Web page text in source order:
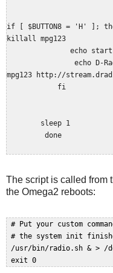
if [ $BUTTON8 = 'H' ];
killall mpg123
echo
echo D-
mpg123 http://
            fi
        sleep 1
The script is called from
the Omega2 reboots:
# Put your custom
# the system init
/usr/bin/radio.sh & > /